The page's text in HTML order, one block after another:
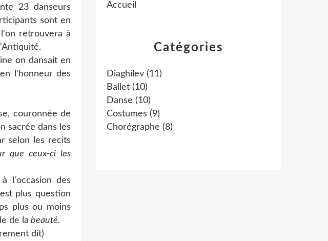
23 danseurs
sont en
retrouvera à
on dansait en
l'honneur des
couronnée de
sacrée dans les
selon les recits
que ceux-ci les
l'occasion des
plus question
plus ou moins
de la beauté.
dit)
Catégories
Diaghilev (11)
Ballet (10)
Danse (10)
Costumes (9)
Chorégraphe (8)
Accueil